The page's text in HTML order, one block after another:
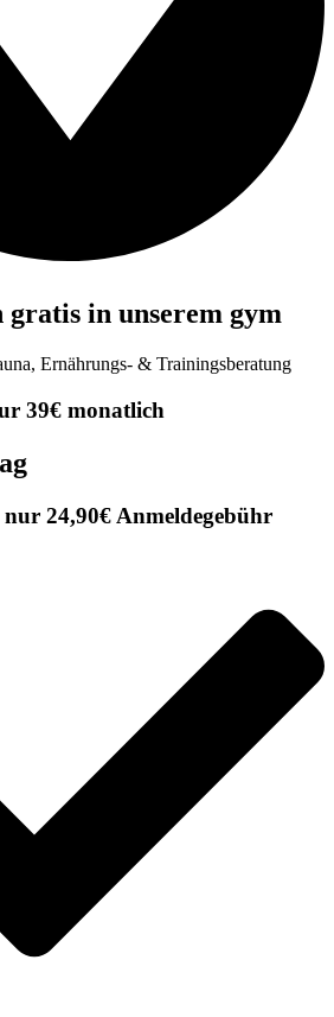
gratis in unserem gym
Ernährungs- & Trainingsberatung
39€ monatlich
24,90€ Anmeldegebühr